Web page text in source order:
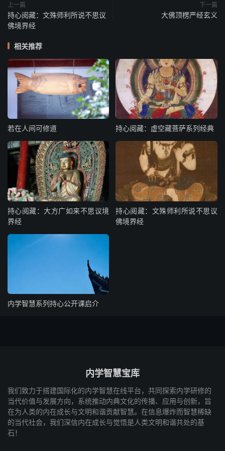
上一篇
持心阅藏：文殊师利所说不思议
佛境界经
下一篇
大佛顶楞严经玄义
相关推荐
若在人间可修道 持心阅藏：虚空藏菩萨系列经典
持心阅藏：大方广如来不思议境
界经
持心阅藏：文殊师利所说不思议
佛境界经
内学智慧系列持心公开课启介
内学智慧宝库
我们致力于搭建国际化的内学智慧在线平台，共同探索内学研修的
当代价值与发展方向，系统推动内典文化的传播、应用与创新，旨
在为人类的内在成长与文明和谐贡献智慧。在信息爆炸而智慧稀缺
的当代社会，我们深信内在成长与觉悟是人类文明和谐共处的基
石！